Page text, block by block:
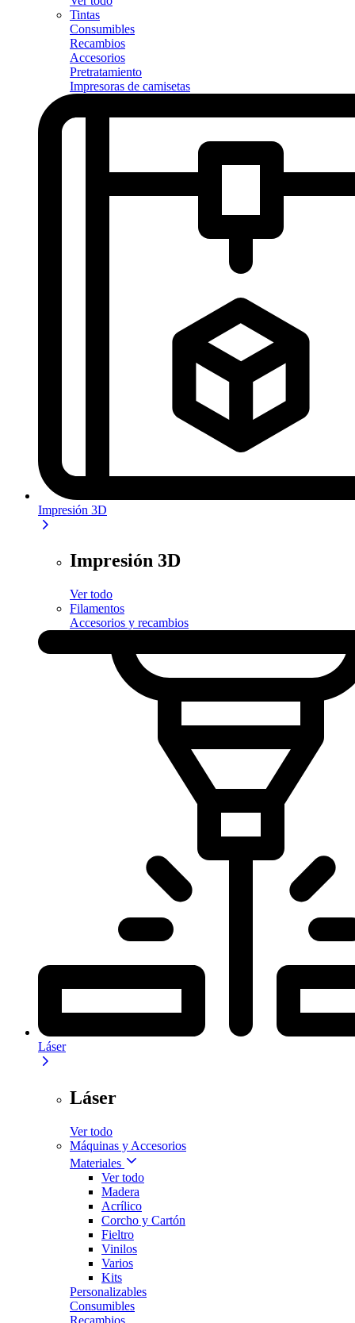
Tintas
Consumibles
Recambios
Accesorios
Pretratamiento
Impresoras de camisetas
Impresión 3D
Impresión 3D
Ver todo
Filamentos
Accesorios y recambios
Láser
Láser
Ver todo
Máquinas y Accesorios
Materiales
Ver todo
Madera
Acrílico
Corcho y Cartón
Fieltro
Vinilos
Varios
Kits
Personalizables
Consumibles